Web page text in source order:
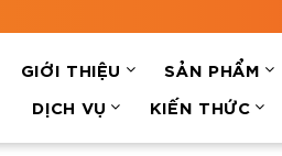
GIỚI THIỆU SẢN PHẨM
DỊCH VỤ KIẾN THỨC